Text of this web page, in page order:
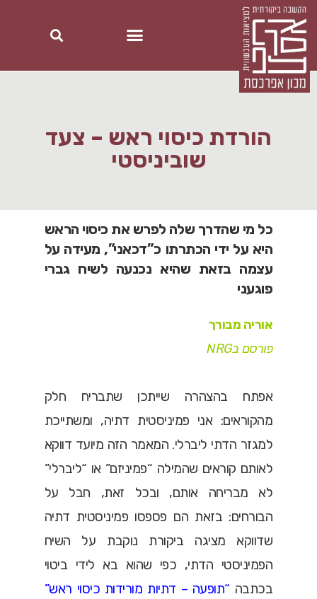
הורדת כיסוי ראש – צעד
שוביניסטי
כל מי שהדרך שלה לפרש את כיסוי הראש
היא על ידי הכתרתו כ”דכאני”, מעידה על
עצמה בזאת שהיא נכנעה לשיח גברי
פוגעני
אוריה מבורך
פורסם בNRG
אפתח בהצהרה שייתכן שתבריח חלק
מהקוראים: אני פמיניסטית דתיה, ומשתייכת
למגזר הדתי ליברלי. המאמר הזה מיועד דווקא
לאותם קוראים שהמילה “פמיניזם” או “ליברלי”
לא מבריחה אותם, ובכל זאת, חבל על
הבורחים: בזאת הם פספסו פמיניסטית דתיה
שדווקא מציגה ביקורת נוקבת על השיח
הפמיניסטי הדתי, כפי שהוא בא לידי ביטוי
בכתבה “תופעה – דתיות מורידות כיסוי ראש”